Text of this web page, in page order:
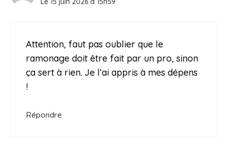
Attention, faut pas oublier que le
ramonage doit être fait par un pro, sinon
ça sert à rien. Je l’ai appris à mes dépens
!
Répondre